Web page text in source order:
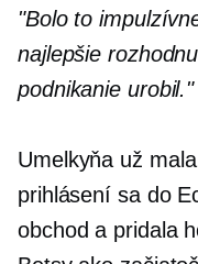
"Bolo to
najlepšie
podnikanie urobil."
Umelkyňa už
prihlásení sa do
obchod a pridala